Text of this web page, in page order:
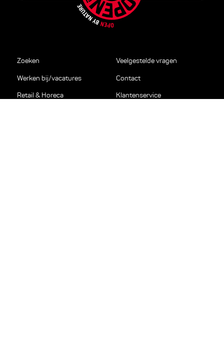
Zoeken
Werken bij/vacatures
Retail & Horeca
Veelgestelde vragen
Contact
Klantenservice